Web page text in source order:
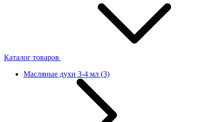
Каталог товаров
Масляные духи 3-4 мл (3)